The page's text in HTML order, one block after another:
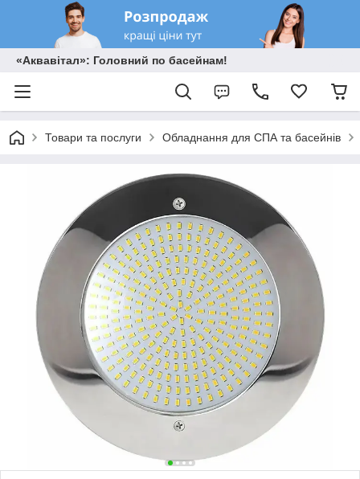
«Аквавітал»: Головний по басейнам!
Товари та послуги Обладнання для СПА та басейнів